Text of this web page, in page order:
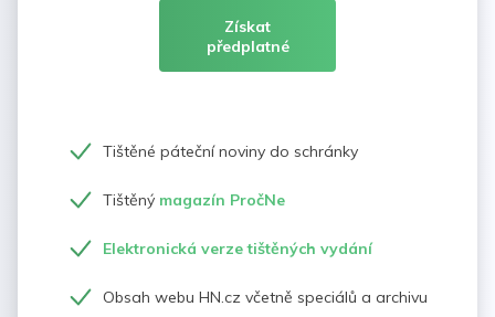
Získat
předplatné
Tištěné páteční noviny do schránky
Tištěný magazín PročNe
Elektronická verze tištěných vydání
Obsah webu HN.cz včetně speciálů a archivu